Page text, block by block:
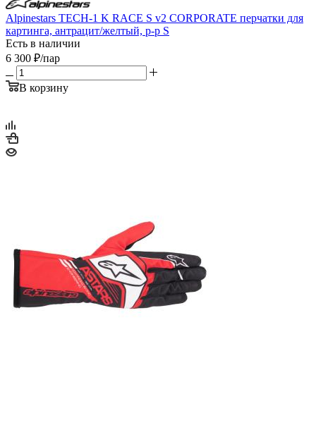
Alpinestars TECH-1 K RACE S v2 CORPORATE перчатки для
картинга, антрацит/желтый, р-р S
Есть в наличии
6 300 ₽/пар
В корзину